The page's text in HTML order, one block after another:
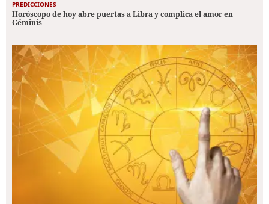
PREDICCIONES
Horóscopo de hoy abre puertas a Libra y complica el amor en
Géminis